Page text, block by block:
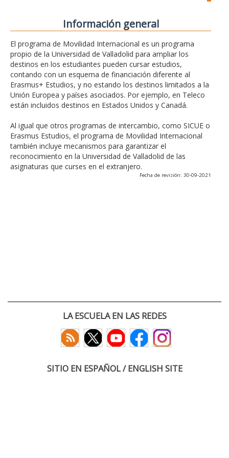
Información general
El programa de Movilidad Internacional es un programa
propio de la Universidad de Valladolid para ampliar los
destinos en los estudiantes pueden cursar estudios,
contando con un esquema de financiación diferente al
Erasmus+ Estudios, y no estando los destinos limitados a la
Unión Europea y países asociados. Por ejemplo, en Teleco
están incluidos destinos en Estados Unidos y Canadá.
Al igual que otros programas de intercambio, como SICUE o
Erasmus Estudios, el programa de Movilidad Internacional
también incluye mecanismos para garantizar el
reconocimiento en la Universidad de Valladolid de las
asignaturas que curses en el extranjero.
Fecha de revisión: 30-09-2021
LA ESCUELA EN LAS REDES
SITIO EN ESPAÑOL / ENGLISH SITE